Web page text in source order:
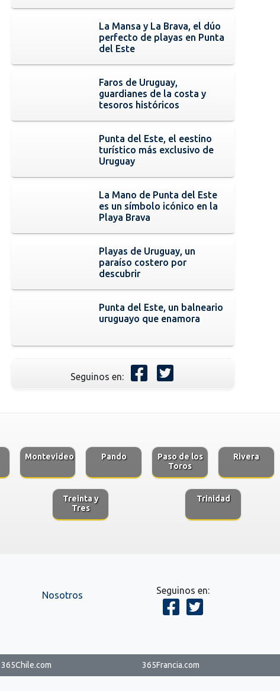
La Mansa y La Brava, el dúo
perfecto de playas en Punta
del Este
Faros de Uruguay,
guardianes de la costa y
tesoros históricos
Punta del Este, el eestino
turístico más exclusivo de
Uruguay
La Mano de Punta del Este
es un símbolo icónico en la
Playa Brava
Playas de Uruguay, un
paraíso costero por
descubrir
Punta del Este, un balneario
uruguayo que enamora
Seguinos en:
Montevideo Pando
Paso de los
Toros
Rivera
Treinta y
Tres
Trinidad
Nosotros Seguinos en:
365Chile.com 365Francia.com